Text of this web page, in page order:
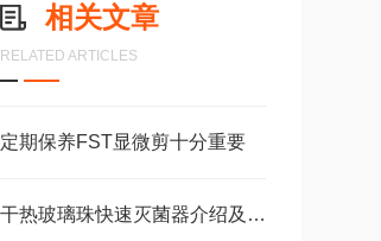
相关文章
RELATED ARTICLES
定期保养FST显微剪十分重要
干热玻璃珠快速灭菌器介绍及使用